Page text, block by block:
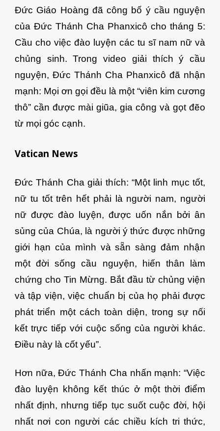
Đức Giáo Hoàng đã công bố ý cầu nguyện
của Đức Thánh Cha Phanxicô cho tháng 5:
Cầu cho việc đào luyện các tu sĩ nam nữ và
chủng sinh. Trong video giải thích ý cầu
nguyện, Đức Thánh Cha Phanxicô đã nhận
mạnh: Mọi ơn gọi đều là một “viên kim cương
thô” cần được mài giũa, gia công và gọt đẽo
từ mọi góc cạnh.
Vatican News
Đức Thánh Cha giải thích: “Một linh mục tốt,
nữ tu tốt trên hết phải là người nam, người
nữ được đào luyện, được uốn nắn bởi ân
sủng của Chúa, là người ý thức được những
giới hạn của mình và sẵn sàng đảm nhận
một đời sống cầu nguyện, hiến thân làm
chứng cho Tin Mừng. Bắt đầu từ chủng viện
và tập viện, việc chuẩn bị của họ phải được
phát triển một cách toàn diện, trong sự nối
kết trực tiếp với cuộc sống của người khác.
Điều này là cốt yếu”.
Hơn nữa, Đức Thánh Cha nhấn mạnh: “Việc
đào luyện không kết thúc ở một thời điểm
nhất định, nhưng tiếp tục suốt cuộc đời, hội
nhất nơi con người các chiều kích tri thức,